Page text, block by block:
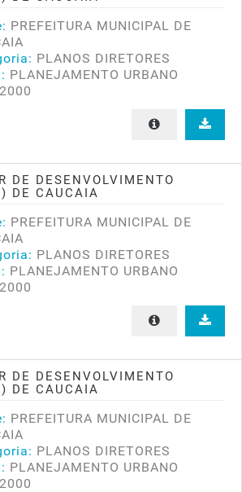
PREFEITURA MUNICIPAL DE
PLANOS DIRETORES
PLANEJAMENTO URBANO
2000
DE DESENVOLVIMENTO
DE CAUCAIA
PREFEITURA MUNICIPAL DE
PLANOS DIRETORES
PLANEJAMENTO URBANO
2000
DE DESENVOLVIMENTO
DE CAUCAIA
PREFEITURA MUNICIPAL DE
PLANOS DIRETORES
PLANEJAMENTO URBANO
2000